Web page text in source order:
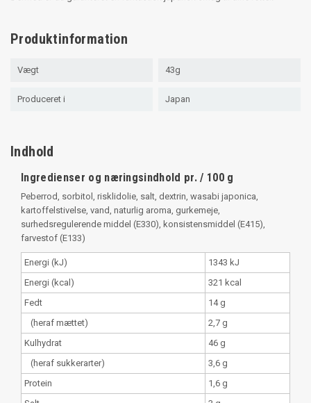
Produktinformation
Vægt 43g
Produceret i Japan
Indhold
Ingredienser og næringsindhold pr. / 100 g
Peberrod, sorbitol, risklidolie, salt, dextrin, wasabi japonica,
kartoffelstivelse, vand, naturlig aroma, gurkemeje,
surhedsregulerende middel (E330), konsistensmiddel (E415),
farvestof (E133)
Energi (kJ)
1343 kJ
Energi (kcal)
321 kcal
Fedt
14 g
(heraf mættet)
2,7 g
Kulhydrat
46 g
(heraf sukkerarter)
3,6 g
Protein
1,6 g